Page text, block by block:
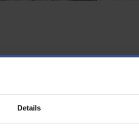
Details